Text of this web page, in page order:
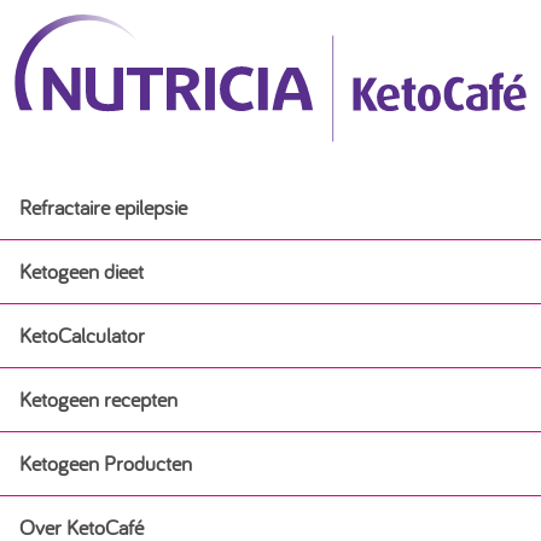
Refractaire epilepsie
Ketogeen dieet
Ketogeen dieet
Ervaringsverhalen
Ketogeen dieet voor baby’s bij epilepsie
KetoCalculator
Ketogeen recepten
Ketogeen recepten
Ketogeen Producten
Ketogeen Producten
Over KetoCafé